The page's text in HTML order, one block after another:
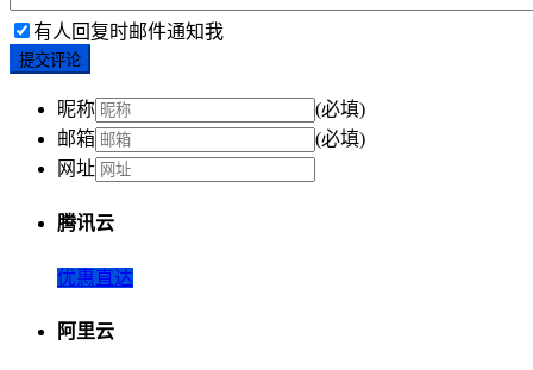
有人回复时邮件通知我
提交评论
昵称
(必填)
邮箱
(必填)
网址
腾讯云
优惠直达
阿里云